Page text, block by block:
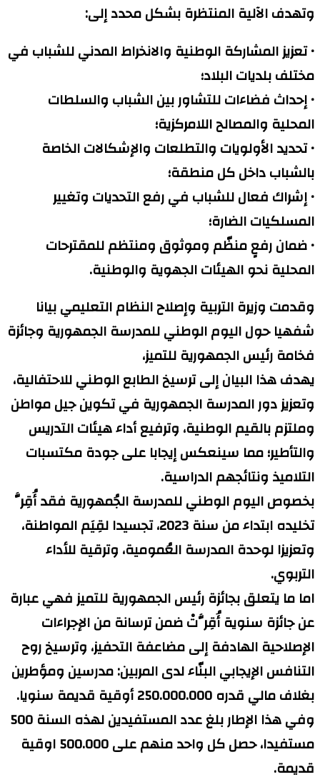
وتهدف الآلية المنتظرة بشكل محدد إلى:
• تعزيز المشاركة الوطنية والانخراط المدني للشباب في
مختلف بلديات البلاد؛
• إحداث فضاءات للتشاور بين الشباب والسلطات
المحلية والمصالح اللامركزية؛
• تحديد الأولويات والتطلعات والإشكالات الخاصة
بالشباب داخل كل منطقة؛
• إشراك فعال للشباب في رفع التحديات وتغيير
المسلكيات الضارة؛
• ضمان رفعٍ منظّم وموثوق ومنتظم للمقترحات
المحلية نحو الهيئات الجهوية والوطنية.
وقدمت وزيرة التربية وإصلاح النظام التعليمي بيانا
شفهيا حول اليوم الوطني للمدرسة الجمهورية وجائزة
فخامة رئيس الجمهورية للتميز،
يهدف هذا البيان إلى ترسيخ الطابع الوطني للاحتفالية،
وتعزيز دور المدرسة الجمهورية في تكوين جيل مواطن
وملتزم بالقيم الوطنية، وترفيع أداء هيئات التدريس
والتأطير؛ مما سينعكس إيجابا على جودة مكتسبات
التلاميذ ونتائجهم الدراسية.
بخصوص اليوم الوطني للمدرسة الجُمهورية فقد أُقِرَّ
تخليده ابتداء من سنة 2023، تجسيدا لقِيَم المواطنة،
وتعزيزا لوحدة المدرسة العُمومية، وترقية للأداء
التربوي.
اما ما يتعلق بجائزة رئيس الجمهورية للتميز فهي عبارة
عن جائزة سنوية أُقِرَّتْ ضمن ترسانة من الإجراءات
الإصلاحية الهادفة إلى مضاعفة التحفيز، وترسيخ روح
التنافس الإيجابي البنّاء لدى المربين: مدرسين ومؤطرين
بغلاف مالي قدره 250.000.000 أوقية قديمة سنويا.
وفي هذا الإطار بلغ عدد المستفيدين لهذه السنة 500
مستفيدا، حصل كل واحد منهم على 500.000 اوقية
قديمة.